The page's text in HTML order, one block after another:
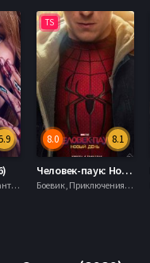
Триллер, Ужасы, Фантастика,
TS
8.1
8.0
Человек-паук: Новый день (2026)
Боевик , Приключения, Фантастика, Фэнтези,